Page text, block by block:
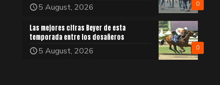
0
5 August, 2026
0
Las mejores cifras Beyer de esta
temporada entre los dosañeros
5 August, 2026